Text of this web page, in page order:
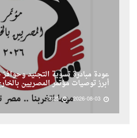
عودة مبادرة تسوية التجنيد وحوافز
أبرز توصيات مؤتمر المصريين
2026-08-03
23:25